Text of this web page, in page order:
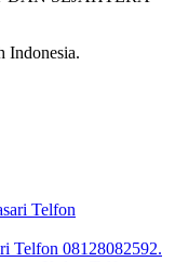
Indonesia.
Telfon 08128082592.